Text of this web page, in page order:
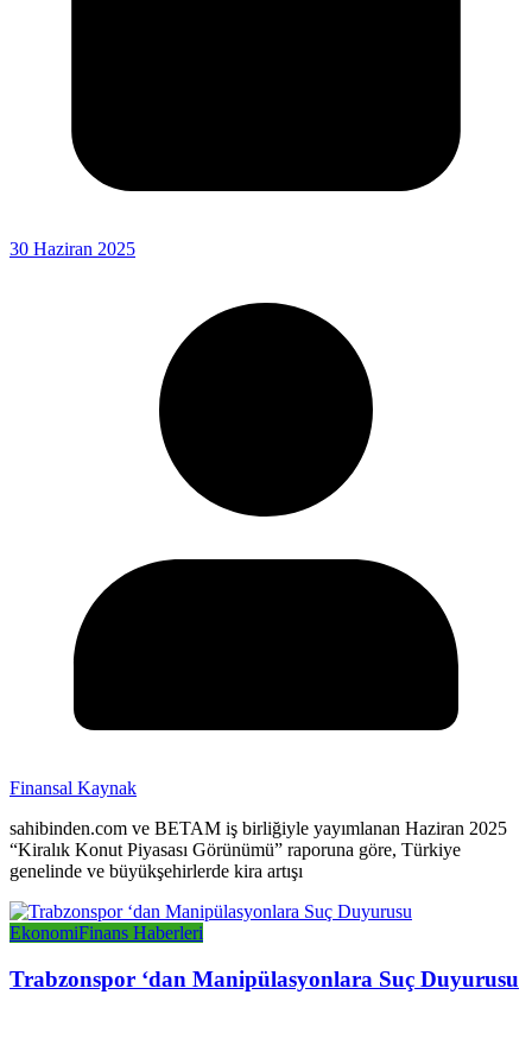
30 Haziran 2025
Finansal Kaynak
sahibinden.com ve BETAM iş birliğiyle yayımlanan Haziran 2025
“Kiralık Konut Piyasası Görünümü” raporuna göre, Türkiye
genelinde ve büyükşehirlerde kira artışı
EkonomiFinans Haberleri
Trabzonspor ‘dan Manipülasyonlara Suç Duyurusu